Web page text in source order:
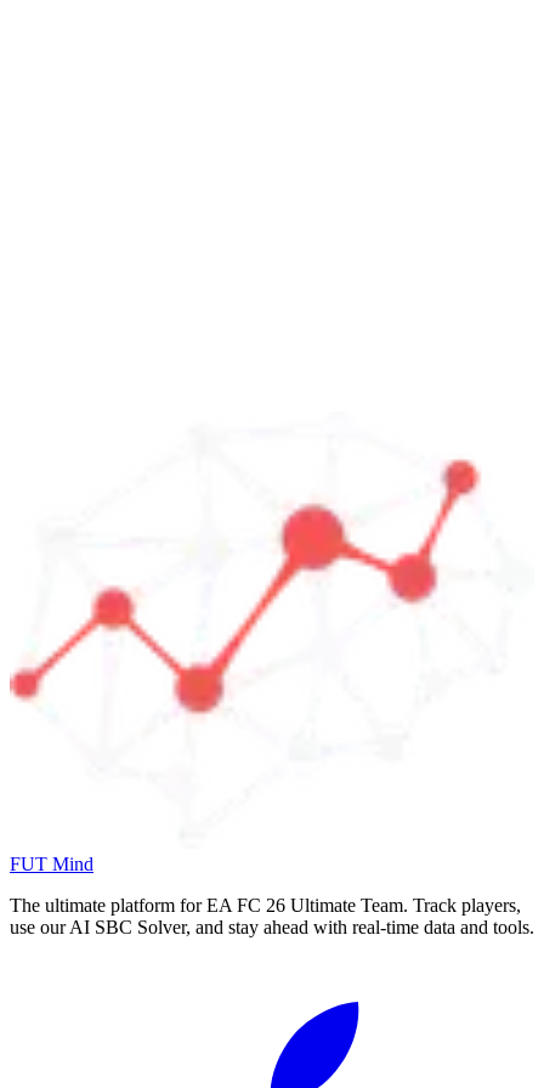
FUT Mind
The ultimate platform for EA FC 26 Ultimate Team. Track players,
use our AI SBC Solver, and stay ahead with real-time data and tools.